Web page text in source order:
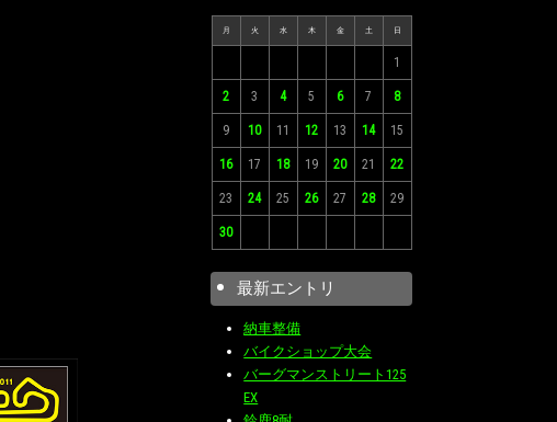
月 火 水 木 金 土 日
1
2 3 4 5 6 7 8
9 10 11 12 13 14 15
16 17 18 19 20 21 22
23 24 25 26 27 28 29
30
最新エントリ
納車整備
バイクショップ大会
バーグマンストリート125
EX